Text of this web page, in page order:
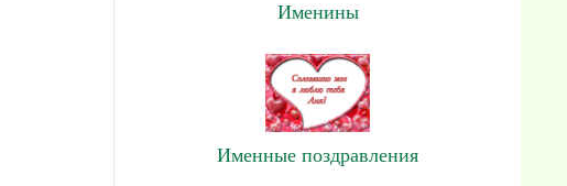
Именины
Именные поздравления